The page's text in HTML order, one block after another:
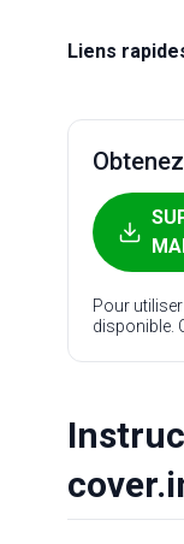
Liens
Pour
disponible.